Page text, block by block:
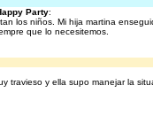
Party:
los niños. Mi hija martina
que lo necesitemos.
travieso y ella supo manejar la